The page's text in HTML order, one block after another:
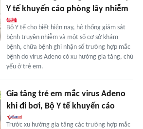
Y tế khuyến cáo phòng lây nhiễm
Bộ Y tế cho biết hiện nay, hệ thống giám sát
bệnh truyền nhiễm và một số cơ sở khám
bệnh, chữa bệnh ghi nhận số trường hợp mắc
bệnh do virus Adeno có xu hướng gia tăng, chủ
yếu ở trẻ em.
Gia tăng trẻ em mắc virus Adeno
khi đi bơi, Bộ Y tế khuyến cáo
Trước xu hướng gia tăng các trường hợp mắc